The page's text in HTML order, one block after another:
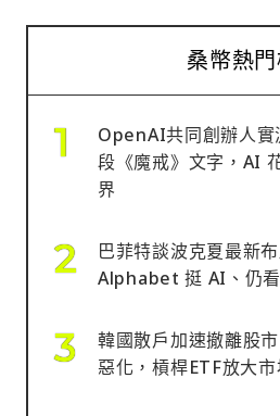
桑幣熱
OpenAI共同創辦人
段《魔戒》文字，AI
界
巴菲特談波克夏最新
Alphabet 挺 AI、仍
韓國散戶加速撤離股
惡化，槓桿ETF放大